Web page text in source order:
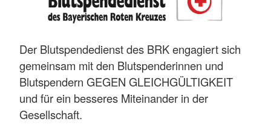
Der Blutspendedienst des BRK engagiert sich
gemeinsam mit den Blutspenderinnen und
Blutspendern GEGEN GLEICHGÜLTIGKEIT
und für ein besseres Miteinander in der
Gesellschaft.